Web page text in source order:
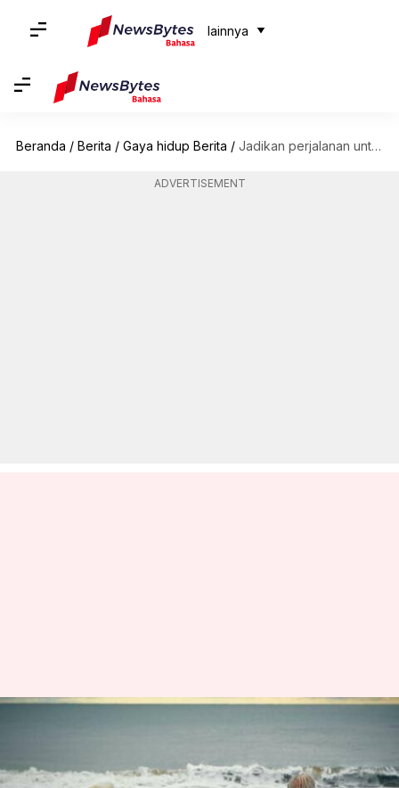
lainnya
Beranda / Berita / Gaya hidup Berita / Jadikan perjalanan untuk warga lanjut usia nyaman dengan tips ini
ADVERTISEMENT
Jadikan perjalanan untuk
warga lanjut usia nyaman
dengan tips ini